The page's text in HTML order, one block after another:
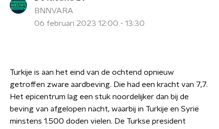
BNNVARA
06 februari 2023 12:00 - 13:30
Turkije is aan het eind van de ochtend opnieuw
getroffen zware aardbeving. Die had een kracht van 7,7.
Het epicentrum lag een stuk noordelijker dan bij de
beving van afgelopen nacht, waarbij in Turkije en Syrië
minstens 1.500 doden vielen. De Turkse president